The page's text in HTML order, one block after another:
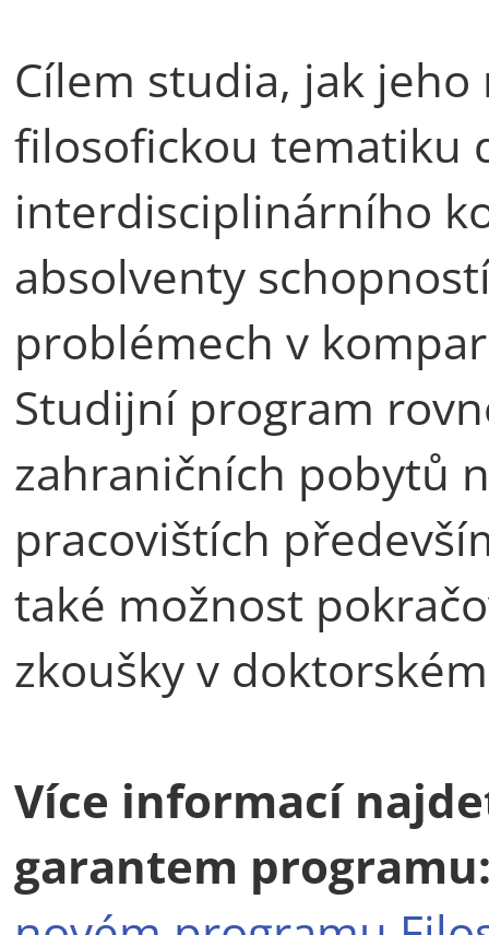
Cílem studia, jak
filosofickou tematiku
interdisciplinárního
absolventy
problémech v
Studijní program
zahraničních pobytů
pracovištích
také možnost
zkoušky v
Více informací
garantem